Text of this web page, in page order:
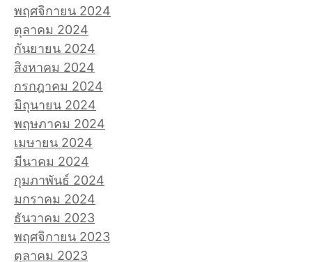
พฤศจิกายน 2024
ตุลาคม 2024
กันยายน 2024
สิงหาคม 2024
กรกฎาคม 2024
มิถุนายน 2024
พฤษภาคม 2024
เมษายน 2024
มีนาคม 2024
กุมภาพันธ์ 2024
มกราคม 2024
ธันวาคม 2023
พฤศจิกายน 2023
ตุลาคม 2023